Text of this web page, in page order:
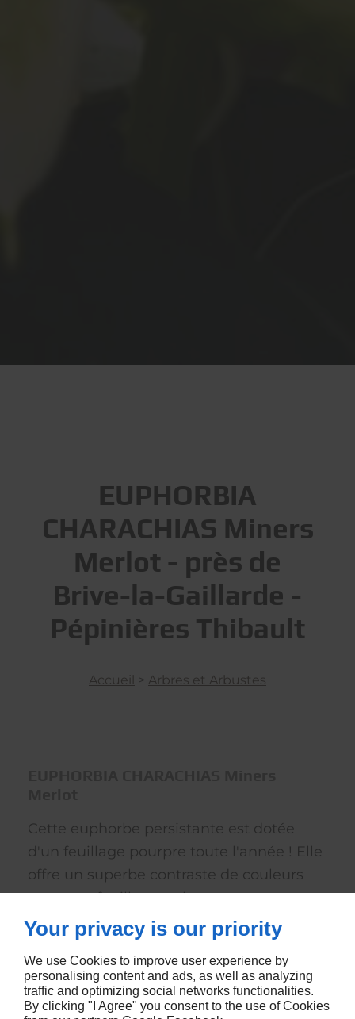
EUPHORBIA
CHARACHIAS Miners
Merlot - près de
Brive-la-Gaillarde -
Pépinières Thibault
Accueil > Arbres et Arbustes
Cette euphorbe persistante est dotée
d'un feuillage pourpre toute l'année ! Elle
offre un superbe contraste de couleurs
entre ses feuilles sombres et ses
inflorescences spectaculaires, faites de
fleurs jaune d'or, ornées de glandes
nectarifères brun-rougeâtre. Rustique
jusqu'à -12/-15° C, cette vivace demande
une exposition ensoleillée et résiste
Your privacy is our priority
We use Cookies to improve user experience by
personalising content and ads, as well as analyzing
traffic and optimizing social networks functionalities.
By clicking "I Agree" you consent to the use of Cookies